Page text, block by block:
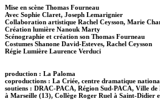
Mise en scène Thomas Fourneau
Avec Sophie Claret, Joseph Lemarignier
Collaboration artistique Rachel Ceysson, Marie
Création lumière Nanouk Marty
Scénographie et création son Thomas Fourneau
Costumes Shanone David-Esteves, Rachel Ceysson
Régie Lumière Laurence Verduci
production : La Paloma
coproductions : La Criée, centre dramatique
soutiens : DRAC-PACA, Région Sud-PACA, Ville
à Marseille (13), Collège Roger Ruel à Saint-Didier